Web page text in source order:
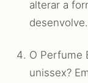
alterar a
desenvolve.
O Perfume
unissex?